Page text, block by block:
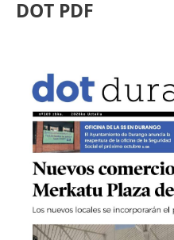
DOT PDF